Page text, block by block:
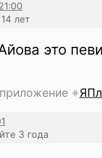
лет
это
3 года